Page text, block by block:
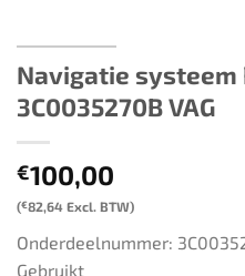
Navigatie systeem
3C0035270B​ ​​VAG
€100,00
(€82,64 Excl. BTW)
Onderdeelnummer:
Gebruikt